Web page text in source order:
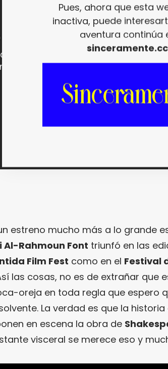
estreno mucho más a lo grande
Al-Rahmoun Font triunfó en las
Film Fest como en el Festival
las cosas, no es de extrañar que
oreja en toda regla que espero
La verdad es que la
en escena la obra de
visceral se merece eso y
Pues, ahora que esta
inactiva, puede
aventura continúa
sinceramente.cc